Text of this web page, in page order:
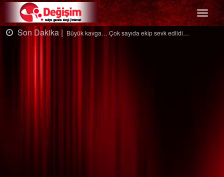
Menü
Son Dakika |Ağaçtan düştü…